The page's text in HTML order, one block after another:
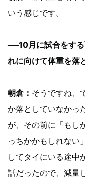
いう感じです。
──10月に試合をす
れに向けて体重を落
朝倉： そうですね、
か落としていなかっ
が、その前に「もし
っちかかもしれない
してタイにいる途中
話だったので、減量